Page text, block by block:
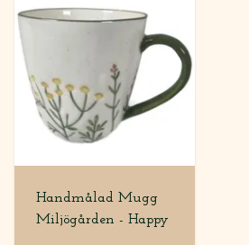
Handmålad Mugg
Miljögården - Happy